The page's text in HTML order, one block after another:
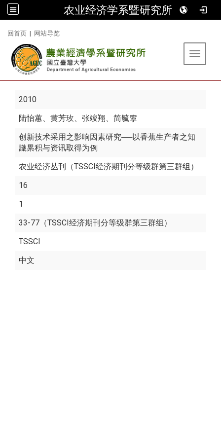
农业经济学系暨研究所
回首页 | 网站导览
Toggle
2010
陆怡蕙、黄芳玫、张竣翔、简毓寧
创新技术采用之影响因素研究──以香蕉生产者之知
識累积与资讯取得为例
农业经济丛刊（TSSCI经济期刊分等级群第三群组）
16
1
33-77（TSSCI经济期刊分等级群第三群组）
TSSCI
中文